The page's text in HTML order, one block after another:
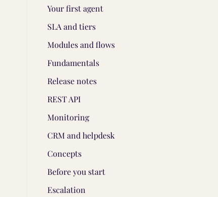
Your first agent
SLA and tiers
Modules and flows
Fundamentals
Release notes
REST API
Monitoring
CRM and helpdesk
Concepts
Before you start
Escalation